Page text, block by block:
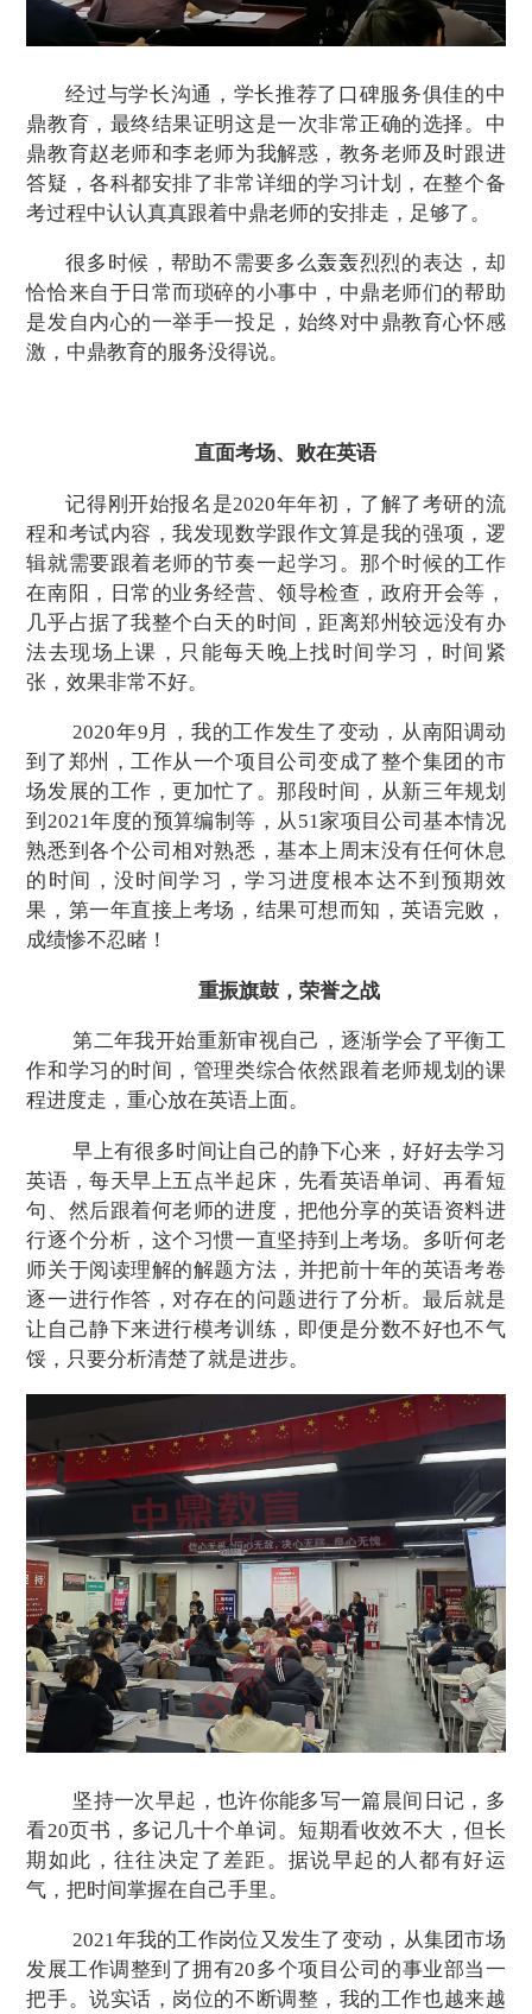
经过与学长沟通，学长推荐了口碑服务俱佳的中
鼎教育，最终结果证明这是一次非常正确的选择。中
鼎教育赵老师和李老师为我解惑，教务老师及时跟进
答疑，各科都安排了非常详细的学习计划，在整个备
考过程中认认真真跟着中鼎老师的安排走，足够了。
很多时候，帮助不需要多么轰轰烈烈的表达，却
恰恰来自于日常而琐碎的小事中，中鼎老师们的帮助
是发自内心的一举手一投足，始终对中鼎教育心怀感
激，中鼎教育的服务没得说。
直面考场、败在英语
记得刚开始报名是2020年年初，了解了考研的流
程和考试内容 ，我发现数学跟作文算是我的强项，逻
辑就需要跟着老师的节奏一起学习。那个时候的工作
在南阳，日常的业务经营、领导检查 ， 政府开会等 ，
几乎占据了我整个白天的时间，距离郑州较远没有办
法去现场上课，只能每天晚上找时间学习， 时间紧
张，效果非常不好。
2020年9月，我的工作发生了变动，从南阳调动
到了郑州，工作从一个项目公司变成了整个集团的市
场发展的工作，更加忙了 。那段时间 ， 从新三年规划
到2021年度的预算编制等，从51家项目公司基本情况
熟悉到各个公司相对熟悉，基本上周末没有任何休息
的时间， 没时间学习，学习进度根本达不到预期效
果， 第一年直接上考场，结果可想而知，英语完败，
成绩惨不忍睹 ！
重振旗鼓，荣誉之战
第二年我开始重新审视自己，逐渐学会了平衡工
作和学习 的时间 ， 管理类综合依然跟着老师规划的课
程进度走，重心放在英语上面。
早上有很多时间让自己的静下心来，好好去学习
英语，每天早上五点半起床，先看英语单词、再看短
句、然后跟着何老师的进度， 把他分享的英语资料进
行逐个分析，这个习惯一直坚持到上考场。多听何老
师关于阅读理解的解题方法，并把前十年的英语考卷
逐一进行作答，对存在的问题进行了分析。最后就是
让自己静下来进行模考训练，即便是分数不好也不气
馁，只要分析清楚了就是进步。
坚持一次早起，也许你能多写一篇晨间日记，多
看20页书，多记几十个单词。短期看收效不大，但长
期如此，往往决定了差距。据说早起的人都有好运
气，把时间掌握在自己手里。
2021年我的工作岗位又发生了变动，从集团市场
发展工作调整到了拥有20多个项目公司的事业部当一
把手。说实话 ， 岗位的不断调整 ， 我的工作也越来越